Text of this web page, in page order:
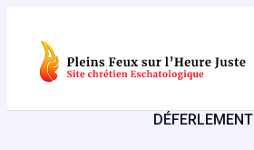
contenu
DÉFERLEMENT